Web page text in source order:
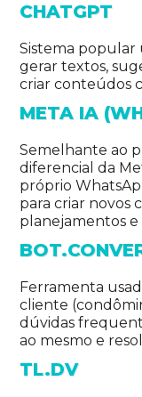
CHATGPT
Sistema popular
gerar textos,
criar conteúdos
META IA (
Semelhante ao
diferencial da
próprio
para criar novos
planejamentos e
Ferramenta
cliente
dúvidas
ao mesmo e
TL.DV